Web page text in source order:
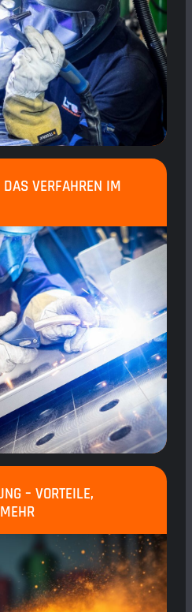
VERFAHREN IM Ü
– VORTEILE,